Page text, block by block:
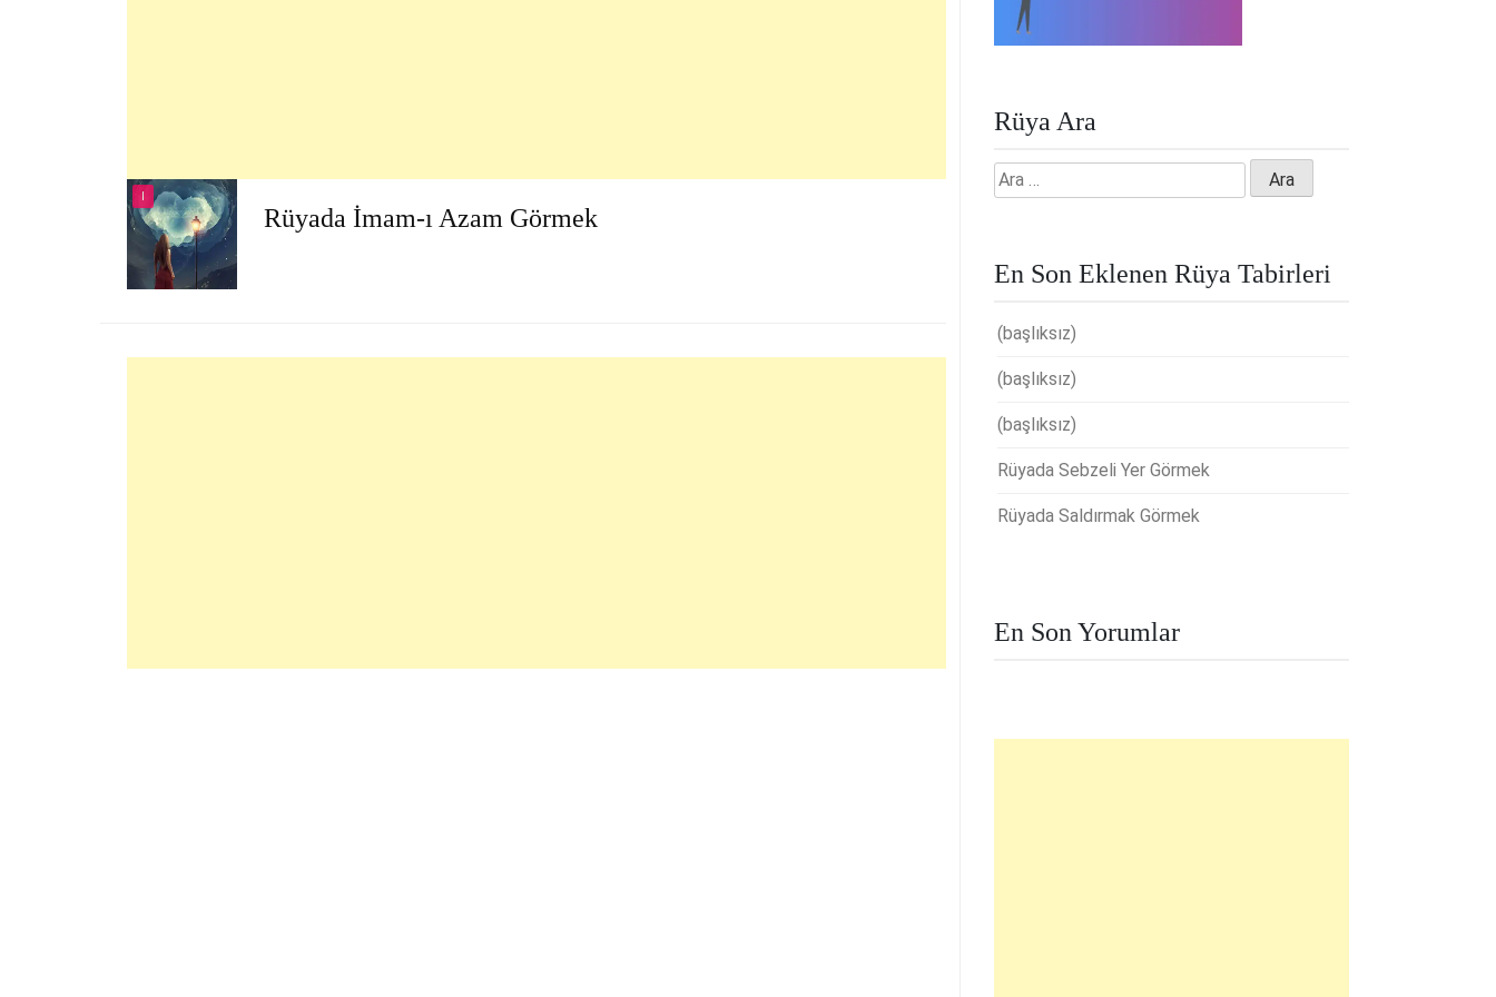
Rüyada İmam-ı Azam Görmek
Rüya Ara
Arama:
En Son Eklenen Rüya Tabirleri
(başlıksız)
(başlıksız)
(başlıksız)
Rüyada Sebzeli Yer Görmek
Rüyada Saldırmak Görmek
En Son Yorumlar